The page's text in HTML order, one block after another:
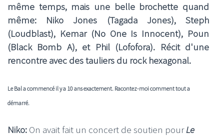
même temps, mais une belle brochette quand
même: Niko Jones (Tagada Jones), Steph
(Loudblast), Kemar (No One Is Innocent), Poun
(Black Bomb A), et Phil (Lofofora). Récit d'une
rencontre avec des tauliers du rock hexagonal.
Le Bal a commencé il y a 10 ans exactement. Racontez-moi comment tout a
démarré.
Niko: On avait fait un concert de soutien pourLe